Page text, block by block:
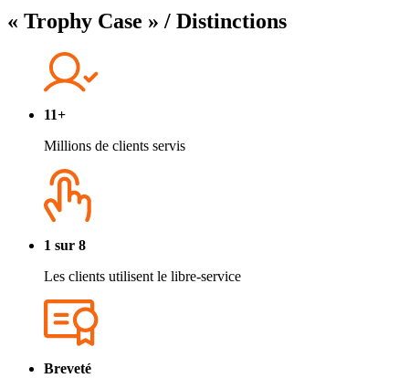
« Trophy Case » / Distinctions
11+
Millions de clients servis
1 sur 8
Les clients utilisent le libre-service
Breveté